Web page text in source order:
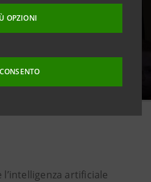
OPZIONI
artificiale